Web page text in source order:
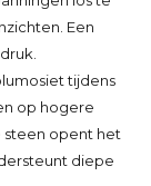
Een
tijdens
op hogere
steen opent het
diepe